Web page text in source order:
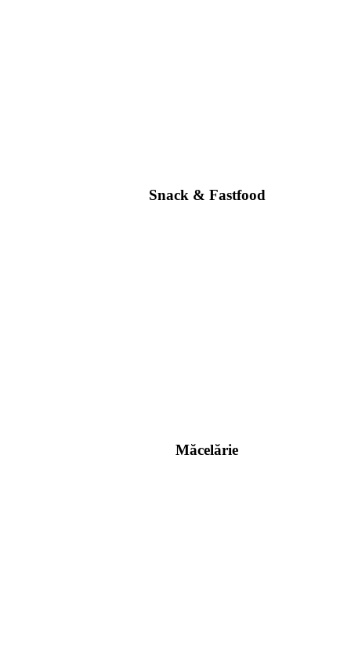
Snack & Fastfood
Măcelărie